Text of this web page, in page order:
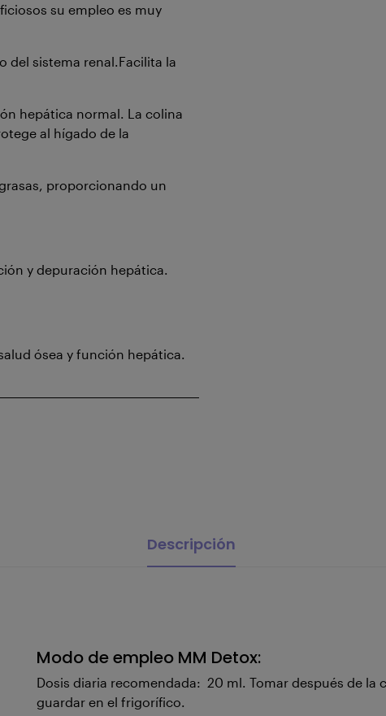
su empleo es muy
del sistema renal.Facilita la
hepática normal. La colina
al hígado de la
proporcionando un
y depuración hepática.
ósea y función hepática.
Descripción
Modo de empleo MM Detox:
Dosis diaria recomendada: 20 ml. Tomar después de
guardar en el frigorífico.